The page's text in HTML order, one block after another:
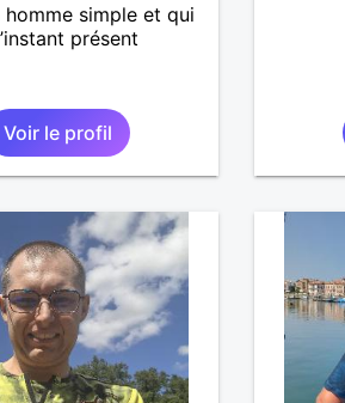
homme simple et qui
présent
Voir le profil